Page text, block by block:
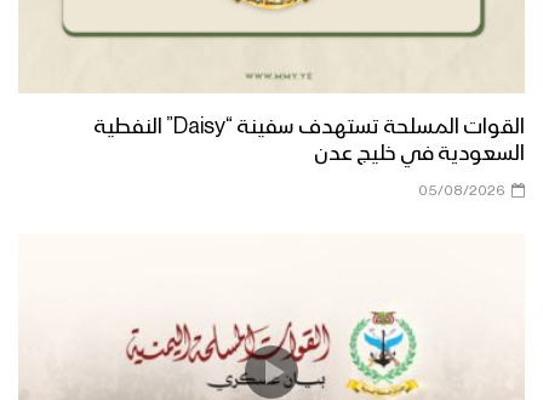
القوات المسلحة تستهدف سفينة “Daisy” النفطية
السعودية في خليج عدن
05/08/2026